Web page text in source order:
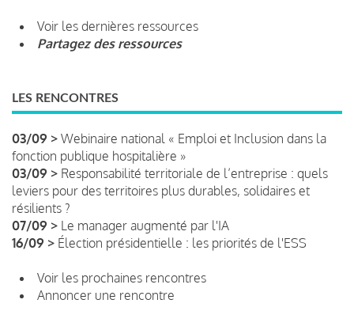
Voir les dernières ressources
Partagez des ressources
LES RENCONTRES
03/09 > Webinaire national « Emploi et Inclusion dans la
fonction publique hospitalière »
03/09 > Responsabilité territoriale de l’entreprise : quels
leviers pour des territoires plus durables, solidaires et
résilients ?
07/09 > Le manager augmenté par l'IA
16/09 > Élection présidentielle : les priorités de l'ESS
Voir les prochaines rencontres
Annoncer une rencontre